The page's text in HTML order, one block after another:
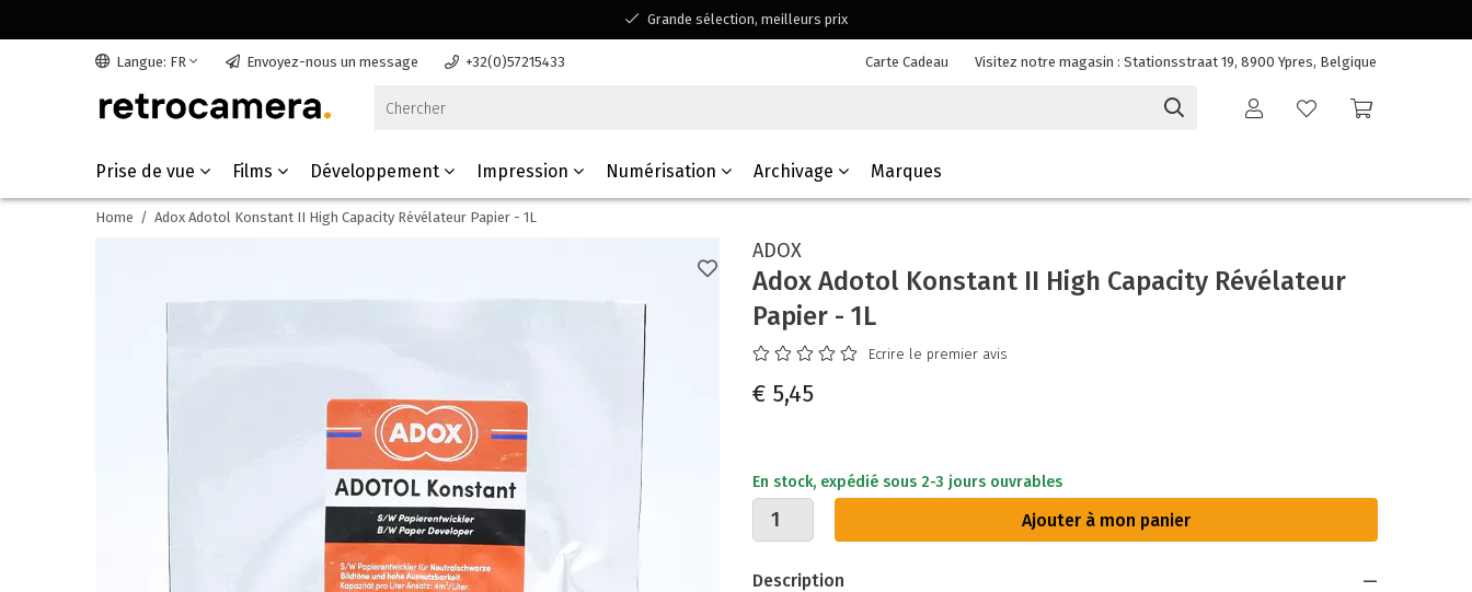
Grande sélection, meilleurs prix
Disponible pour toutes vos questions
Langue: FR Envoyez-nous un message +32(0)57215433 Carte Cadeau Visitez notre magasin : Stationsstraat 19, 8900 Ypres, Belgique
Prise de vue Films Développement Impression Numérisation Archivage Marques
Home / Adox Adotol Konstant II High Capacity Révélateur Papier - 1L
ADOX
Adox Adotol Konstant II High Capacity Révélateur
Papier - 1L
Ecrire le premier avis
€ 5,45
En stock, expédié sous 2-3 jours ouvrables
Ajouter à mon panier
Description